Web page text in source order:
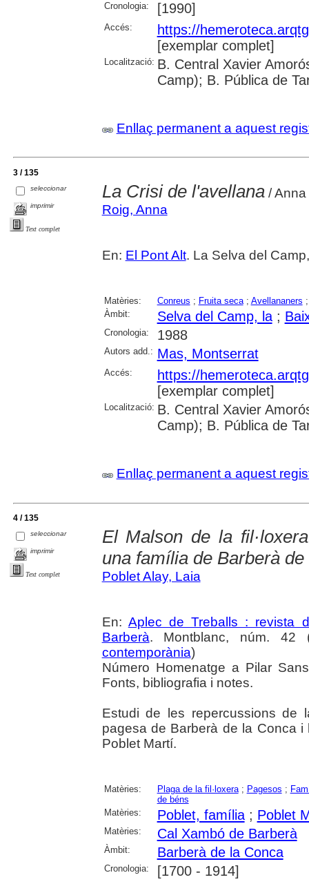
Cronologia: [1990]
Accés:
https://
[exemplar complet]
Localització: B. Central Xavier
Camp); B. Pública de
Enllaç permanent a aquest
3 / 135
seleccionar
imprimir
Text complet
La Crisi de l'avellana/ Anna
Roig, Anna
En: El Pont Alt. La Selva del
Matèries: Conreus ; Fruita seca; Avellananers
Àmbit:
Selva del Camp, la;
Cronologia: 1988
Autors add.: Mas, Montserrat
Accés:
https://
[exemplar complet]
Localització: B. Central Xavier
Camp); B. Pública de
Enllaç permanent a aquest
4 / 135
seleccionar
imprimir
Text complet
El Malson de la
una família de Barberà
Poblet Alay, Laia
En: Aplec de Treballs : revista
Barberà. Montblanc, núm.
contemporània)
Número Homenatge a Pilar
Fonts, bibliografia i notes.
Estudi de les repercussions de
pagesa de Barberà de la Conca
Poblet Martí.
Matèries: Plaga de la fil·loxera; Pagesos ;
de béns
Matèries:
Poblet, família; Poblet
Matèries: Cal Xambó de Barberà
Àmbit: Barberà de la Conca
Cronologia: [1700 - 1914]